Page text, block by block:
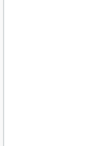
ПЛИТИ ТА